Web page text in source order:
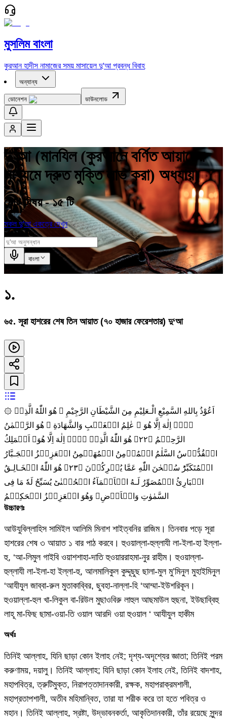
মুসলিম বাংলা
কুরআন হাদীস নামাজের সময় মাসায়েল দু'আ প্রবন্ধ বিবাহ
অন্যান্য
ডোনেশন ডাউনলোড
দু'আ (মানযিল (কুরআনে বর্ণিত আয়াতের
মাধ্যমে দ্রুত মুক্তি লাভ করা) অধ্যায়)
মোট বিষয় - ১৫টি
সকল দু'আ একত্রে দেখুন
বাংলা
১.
৬৫. সূরা হাশরের শেষ তিন আয়াত (৭০ হাজার ফেরেশতার) দু‘আ
۞ اَعُوْذُ بِاللهِ السَّمِيْعِ الْـعَلِيْمِ مِنَ الشَّيْطَانِ الرَّجِيْمِ ۞ هُوَ اللّٰهُ الَّذِىۡ
لَاۤ اِلٰهَ اِلَّا هُوَ‌ ۚ عٰلِمُ الۡغَيۡبِ وَالشَّهَادَةِ‌ ۚ هُوَ الرَّحۡمٰنُ
الرَّحِيۡمُ‏ ﴿۲۲﴾ هُوَ اللّٰهُ الَّذِىۡ لَاۤ اِلٰهَ اِلَّا هُوَ‌ۚ اَلۡمَلِكُ
الۡقُدُّوۡسُ السَّلٰمُ الۡمُؤۡمِنُ الۡمُهَيۡمِنُ الۡعَزِيۡزُ الۡجَـبَّارُ
الۡمُتَكَبِّرُ‌ؕ سُبۡحٰنَ اللّٰهِ عَمَّا يُشۡرِكُوۡنَ‏ ﴿۲۳﴾ هُوَ اللّٰهُ الۡخَـالِـقُ
الۡبَارِئُ الۡمُصَوِّرُ‌ لَـهُ الۡاَسۡمَآءُ الۡحُسۡنٰى‌ؕ يُسَبِّحُ لَهٗ مَا فِى
السَّمٰوٰتِ وَالۡاَرۡضِ‌ۚ وَهُوَ الۡعَزِيۡزُ الۡحَكِيۡمُ
উচ্চারণঃ
আউযুবিল্লাহিস সামিইল আলিমি মিনাশ শাইত্বনির রাজিম। তিনবার পড়ে সূরা
হাশরের শেষ ৩ আয়াত ১ বার পাঠ করবে। হুওয়াল্লা-হুল্লাযী লা-ইলা-হা ইল্লা-
হু, ‘আ-লিমুল গাইবি ওয়াশশাহা-দাতি হুওয়াররাহমা-নুর রাহীম। হুওয়াল্লা-
হুল্লাযী লা-ইলা-হা ইল্লা-হু, আলমালিকুল কুদ্দূছুছ ছালা-মুল মু’মিনুল মুহাইমিনুল
‘আযীযুল জাব্বা-রুল মুতাকাব্বির, ছুবহা-নাল্লা-হি ‘আম্মা-ইউশরিকূন।
হুওয়াল্লা-হুল খা-লিকুল বা-রিউল মুছাওবিরু লাহুল আছমাউল হুছনা, ইউছাব্বিহু
লাহূ মা-ফিছ ছামা-ওয়া-তি ওয়াল আরদি ওয়া হুওয়াল ‘ আযীযুল হাকীম
অর্থঃ
তিনিই আল্লাহ, যিনি ছাড়া কোন ইলাহ নেই; দৃশ্য-অদৃশ্যের জ্ঞাতা; তিনিই পরম
করুণাময়, দয়ালু। তিনিই আল্লাহ; যিনি ছাড়া কোন ইলাহ নেই, তিনিই বাদশাহ,
মহাপবিত্র, ত্রুটিমুক্ত, নিরাপত্তাদানকারী, রক্ষক, মহাপরাক্রমশালী,
মহাপ্রতাপশালী, অতীব মহিমান্বিত, তারা যা শরীক করে তা হতে পবিত্র ও
মহান। তিনিই আল্লাহ, স্রষ্টা, উদ্ভাবনকর্তা, আকৃতিদানকারী, তাঁর রয়েছে সুন্দর